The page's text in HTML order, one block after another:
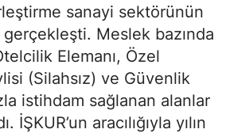
sanayi sektörünün
gerçekleşti. Meslek bazında
Elemanı, Özel
(Silahsız) ve Güvenlik
istihdam sağlanan alanlar
İŞKUR’un aracılığıyla yılın